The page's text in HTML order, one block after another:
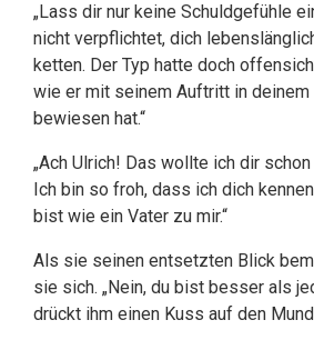
„Lass dir nur keine Schuldgefühle
nicht verpflichtet, dich
ketten. Der Typ hatte doch
wie er mit seinem Auftritt in deinem
bewiesen hat.“
„Ach Ulrich! Das wollte ich dir
Ich bin so froh, dass ich dich
bist wie ein Vater zu mir.“
Als sie seinen entsetzten Blick
sie sich. „Nein, du bist besser als
drückt ihm einen Kuss auf den